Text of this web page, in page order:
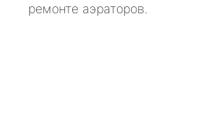
ремонте аэраторов.